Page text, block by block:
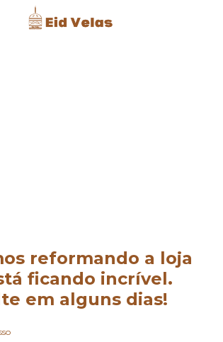
reformando a loja
ficando incrível.
em alguns dias!